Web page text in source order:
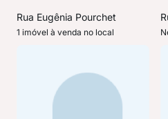
Rua Eugênia Pourchet
1 imóvel à venda no local